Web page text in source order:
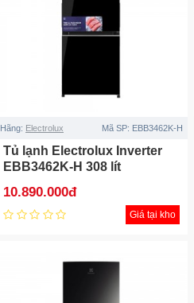
Hãng: Electrolux Mã SP: EBB3462K-H
Tủ lạnh Electrolux Inverter
EBB3462K-H 308 lít
10.890.000đ
Giá tại kho